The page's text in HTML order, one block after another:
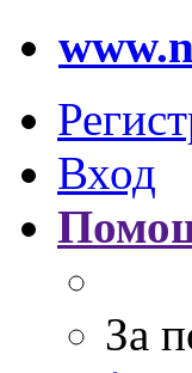
Вход
За